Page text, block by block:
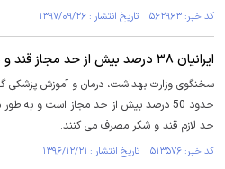
کد خبر: ۵۶۲۹۶۳ تاریخ انتشار : ۱۳۹۷/۰۹/۲۶
ایرانیان ۳۸ درصد بیش از حد مجاز قند و شکر مصرف می‌کنند
سخنگوی وزارت بهداشت، درمان و آموزش پزشکی
حد لازم قند و شکر مصرف می کنند.
کد خبر: ۵۱۳۵۷۶ تاریخ انتشار : ۱۳۹۶/۱۲/۲۱